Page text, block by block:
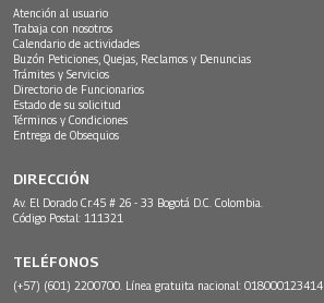
Atención al usuario
Trabaja con nosotros
Calendario de actividades
Buzón Peticiones, Quejas, Reclamos y Denuncias
Trámites y Servicios
Directorio de Funcionarios
Estado de su solicitud
Términos y Condiciones
Entrega de Obsequios
DIRECCIÓN
Av. El Dorado Cr.45 # 26 - 33 Bogotá D.C. Colombia.
Código Postal: 111321
TELÉFONOS
(+57) (601) 2200700. Línea gratuita nacional: 018000123414